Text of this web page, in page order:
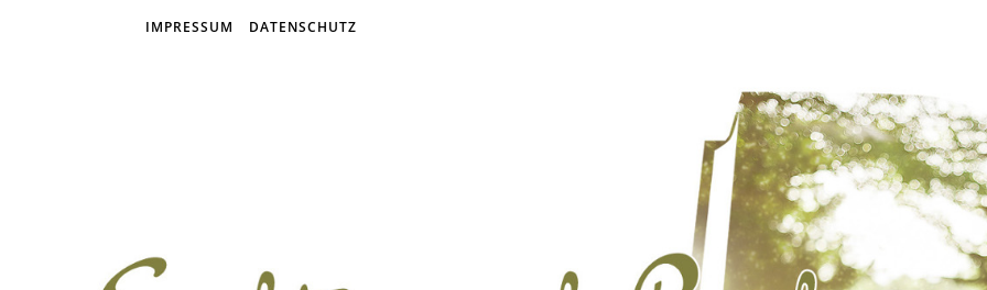
IMPRESSUM DATENSCHUTZ